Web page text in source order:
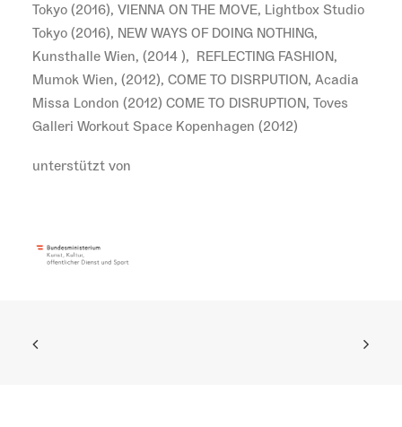
Tokyo (2016), VIENNA ON THE MOVE, Lightbox Studio
Tokyo (2016), NEW WAYS OF DOING NOTHING,
Kunsthalle Wien, (2014 ), REFLECTING FASHION,
Mumok Wien, (2012), COME TO DISRPUTION, Acadia
Missa London (2012) COME TO DISRUPTION, Toves
Galleri Workout Space Kopenhagen (2012)
unterstützt von